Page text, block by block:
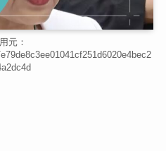
元：